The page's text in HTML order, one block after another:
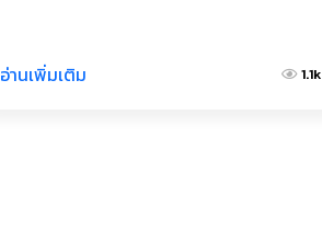
อ่านเพิ่มเติม 1.1k